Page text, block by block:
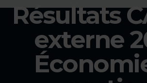
Résultats
externe